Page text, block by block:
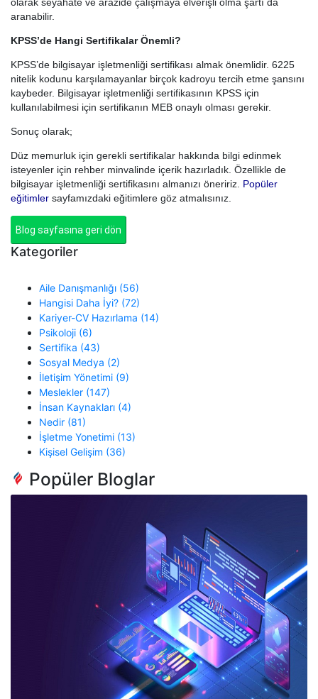
aranabilir.
KPSS’de Hangi Sertifikalar Önemli?
KPSS’de bilgisayar işletmenliği sertifikası almak önemlidir. 6225
nitelik kodunu karşılamayanlar birçok kadroyu tercih etme şansını
kaybeder. Bilgisayar işletmenliği sertifikasının KPSS için
kullanılabilmesi için sertifikanın MEB onaylı olması gerekir.
Sonuç olarak;
Düz memurluk için gerekli sertifikalar hakkında bilgi edinmek
isteyenler için rehber minvalinde içerik hazırladık. Özellikle de
bilgisayar işletmenliği sertifikasını almanızı öneririz. Popüler
eğitimler sayfamızdaki eğitimlere göz atmalısınız.
Blog sayfasına geri dön
Kategoriler
Aile Danışmanlığı (56)
Hangisi Daha İyi? (72)
Kariyer-CV Hazırlama (14)
Psikoloji (6)
Sertifika (43)
Sosyal Medya (2)
İletişim Yönetimi (9)
Meslekler (147)
İnsan Kaynakları (4)
Nedir (81)
İşletme Yonetimi (13)
Kişisel Gelişim (36)
Popüler Bloglar